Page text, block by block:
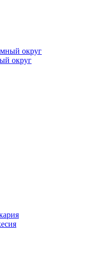
округ
округ